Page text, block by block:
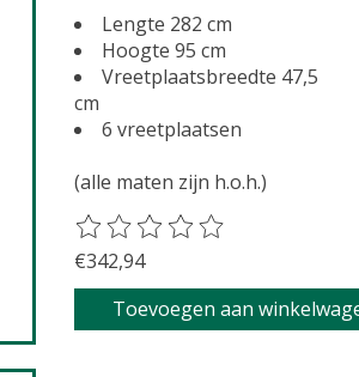
Lengte 282 cm
Hoogte 95 cm
Vreetplaatsbreedte 47,5
cm
6 vreetplaatsen
(alle maten zijn h.o.h.)
De beoordeling van dit
€342,94
Toevoegen aan